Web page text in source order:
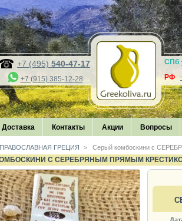
+7 (495) 540-47-17
+7 (915) 385-12-28
СПб
РФ
Доставка Контакты Акции Вопросы
ПРАВОСЛАВНАЯ ГРЕЦИЯ > Серый комбоскини с
С СЕРЕБРЯНЫМ ПРЯМЫМ